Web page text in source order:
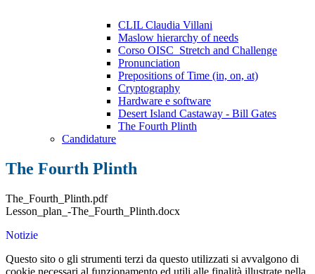
CLIL Claudia Villani
Maslow hierarchy of needs
Corso OISC_Stretch and Challenge
Pronunciation
Prepositions of Time (in, on, at)
Cryptography
Hardware e software
Desert Island Castaway - Bill Gates
The Fourth Plinth
Candidature
The Fourth Plinth
The_Fourth_Plinth.pdf
Lesson_plan_-The_Fourth_Plinth.docx
Notizie
Questo sito o gli strumenti terzi da questo utilizzati si avvalgono di